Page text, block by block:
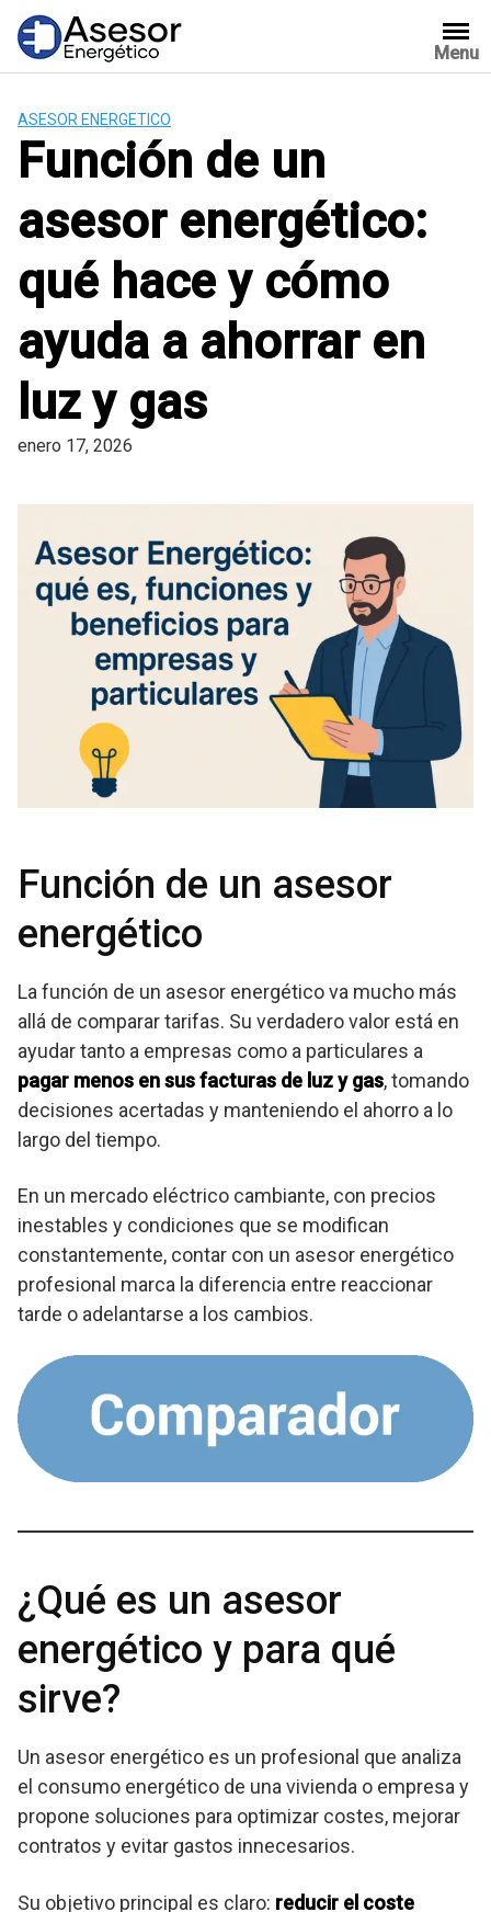
Saltar
contenido
Menu
ASESOR ENERGETICO
Función de un
asesor energético:
qué hace y cómo
ayuda a ahorrar en
luz y gas
enero 17, 2026
Función de un asesor
energético
La función de un asesor energético va mucho más
allá de comparar tarifas. Su verdadero valor está en
ayudar tanto a empresas como a particulares a
pagar menos en sus facturas de luz y gas, tomando
decisiones acertadas y manteniendo el ahorro a lo
largo del tiempo.
En un mercado eléctrico cambiante, con precios
inestables y condiciones que se modifican
constantemente, contar con un asesor energético
profesional marca la diferencia entre reaccionar
tarde o adelantarse a los cambios.
¿Qué es un asesor
energético y para qué
sirve?
Un asesor energético es un profesional que analiza
el consumo energético de una vivienda o empresa y
propone soluciones para optimizar costes, mejorar
contratos y evitar gastos innecesarios.
Su objetivo principal es claro: reducir el coste